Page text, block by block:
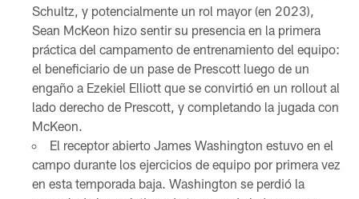
Schultz, y potencialmente un rol mayor (en 2023),
Sean McKeon hizo sentir su presencia en la primera
práctica del campamento de entrenamiento del equipo:
el beneficiario de un pase de Prescott luego de un
engaño a Ezekiel Elliott que se convirtió en un rollout al
lado derecho de Prescott, y completando la jugada con
McKeon.
El receptor abierto James Washington estuvo en el
campo durante los ejercicios de equipo por primera vez
en esta temporada baja. Washington se perdió la